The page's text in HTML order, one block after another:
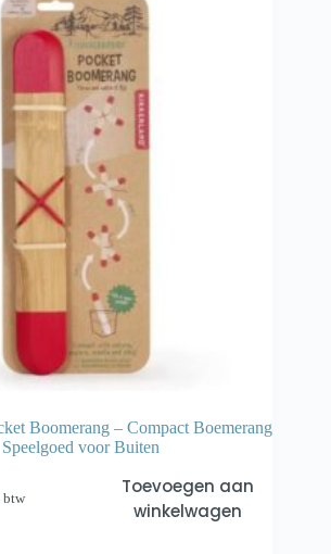
Boomerang – Compact Boemerang
Speelgoed voor Buiten
btw
Toevoegen aan
winkelwagen